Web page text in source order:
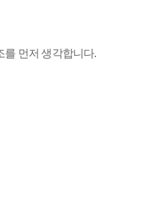
를 먼저 생각합니다.